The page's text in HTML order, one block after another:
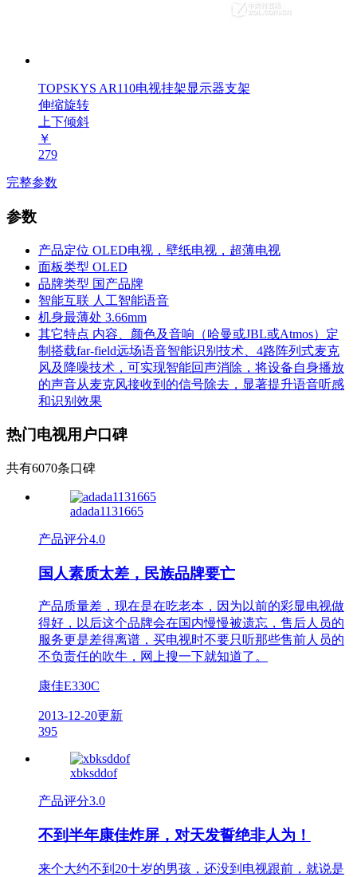
TOPSKYS AR110电视挂架显示器支架
伸缩旋转
上下倾斜
￥
279
完整参数
参数
产品定位 OLED电视，壁纸电视，超薄电视
面板类型 OLED
品牌类型 国产品牌
智能互联 人工智能语音
机身最薄处 3.66mm
其它特点 内容、颜色及音响（哈曼或JBL或Atmos）定
制搭载far-field远场语音智能识别技术、4路阵列式麦克
风及降噪技术，可实现智能回声消除，将设备自身播放
的声音从麦克风接收到的信号除去，显著提升语音听感
和识别效果
热门电视用户口碑
共有6070条口碑
adada1131665
产品评分4.0
国人素质太差，民族品牌要亡
产品质量差，现在是在吃老本，因为以前的彩显电视做
得好，以后这个品牌会在国内慢慢被遗忘，售后人员的
服务更是差得离谱，买电视时不要只听那些售前人员的
不负责任的吹牛，网上搜一下就知道了。
康佳E330C
2013-12-20更新
395
xbksddof
产品评分3.0
不到半年康佳炸屏，对天发誓绝非人为！
来个大约不到20十岁的男孩，还没到电视跟前，就说是